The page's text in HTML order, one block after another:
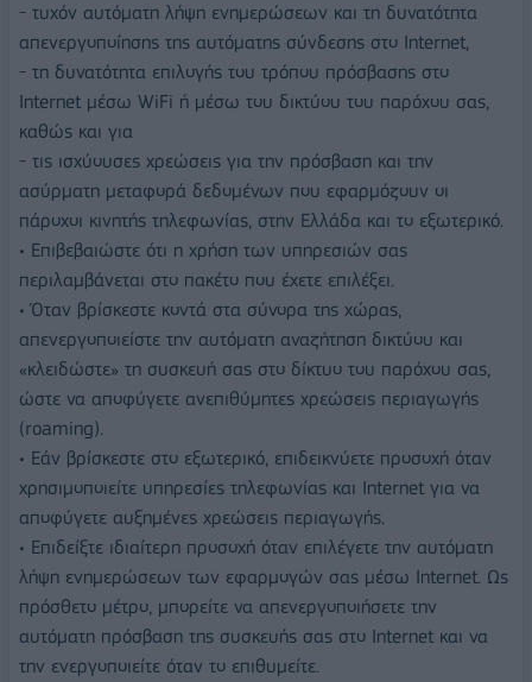
- τυχόν αυτόματη λήψη ενημερώσεων και τη δυνατότητα
απενεργοποίησης της αυτόματης σύνδεσης στο Internet,
- τη δυνατότητα επιλογής του τρόπου πρόσβασης στο
Internet μέσω WiFi ή μέσω του δικτύου του παρόχου σας,
καθώς και για
- τις ισχύουσες χρεώσεις για την πρόσβαση και την
ασύρματη μεταφορά δεδομένων που εφαρμόζουν οι
πάροχοι κινητής τηλεφωνίας, στην Ελλάδα και το εξωτερικό.
• Επιβεβαιώστε ότι η χρήση των υπηρεσιών σας
περιλαμβάνεται στο πακέτο που έχετε επιλέξει.
• Όταν βρίσκεστε κοντά στα σύνορα της χώρας,
απενεργοποιείστε την αυτόματη αναζήτηση δικτύου και
«κλειδώστε» τη συσκευή σας στο δίκτυο του παρόχου σας,
ώστε να αποφύγετε ανεπιθύμητες χρεώσεις περιαγωγής
(roaming).
• Εάν βρίσκεστε στο εξωτερικό, επιδεικνύετε προσοχή όταν
χρησιμοποιείτε υπηρεσίες τηλεφωνίας και Internet για να
αποφύγετε αυξημένες χρεώσεις περιαγωγής.
• Επιδείξτε ιδιαίτερη προσοχή όταν επιλέγετε την αυτόματη
λήψη ενημερώσεων των εφαρμογών σας μέσω Internet. Ως
πρόσθετο μέτρο, μπορείτε να απενεργοποιήσετε την
αυτόματη πρόσβαση της συσκευής σας στο Internet και να
την ενεργοποιείτε όταν το επιθυμείτε.